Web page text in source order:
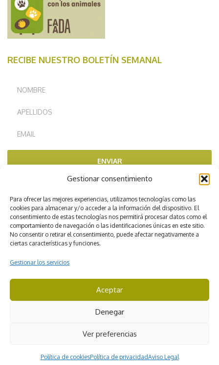
Gestionar consentimiento
Para ofrecer las mejores experiencias, utilizamos tecnologías como las
cookies para almacenar y/o acceder a la información del dispositivo. El
consentimiento de estas tecnologías nos permitirá procesar datos como el
comportamiento de navegación o las identificaciones únicas en este sitio.
No consentir o retirar el consentimiento, puede afectar negativamente a
ciertas características y funciones.
Gestionar los servicios
Aceptar
Denegar
Ver preferencias
Política de cookiesPolítica de privacidadAviso Legal
RECIBE NUESTRO BOLETÍN SEMANAL
ENVIAR
CICMA 3422
Condiciones generales de Viajes Iverem
Política de privacidad